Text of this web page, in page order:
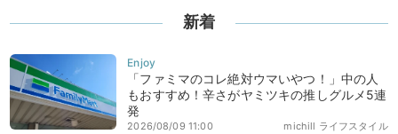
新着
「ファミマのコレ絶対ウマいやつ！」中の人
もおすすめ！辛さがヤミツキの推しグルメ5連
発
michill ライフスタイル
2026/08/09 11:00